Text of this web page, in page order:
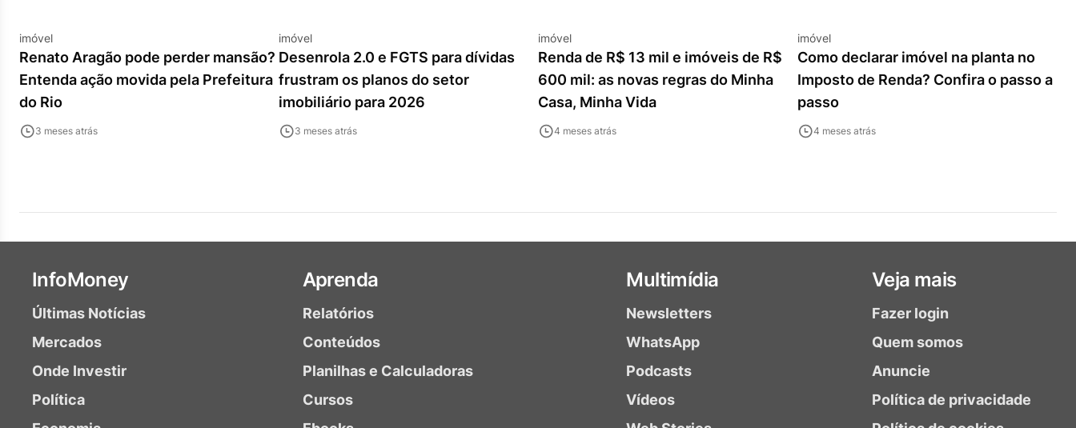
imóvel
Renato Aragão pode perder mansão?
Entenda ação movida pela Prefeitura
do Rio
3 meses atrás
imóvel
Desenrola 2.0 e FGTS para dívidas
frustram os planos do setor
imobiliário para 2026
3 meses atrás
imóvel
Renda de R$ 13 mil e imóveis de R$
600 mil: as novas regras do Minha
Casa, Minha Vida
4 meses atrás
imóvel
Como declarar imóvel na planta no
Imposto de Renda? Confira o passo a
passo
4 meses atrás
InfoMoney
Últimas Notícias
Mercados
Onde Investir
Política
Aprenda
Relatórios
Conteúdos
Planilhas e Calculadoras
Cursos
Multimídia
Newsletters
WhatsApp
Podcasts
Vídeos
Veja mais
Fazer login
Quem somos
Anuncie
Política de privacidade